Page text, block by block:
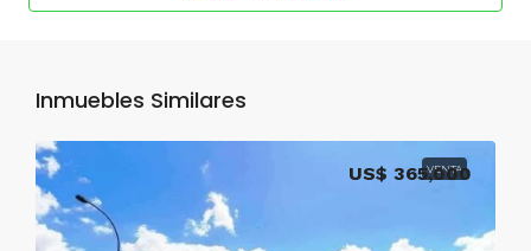
Inmuebles Similares
VENTA
US$ 365,000